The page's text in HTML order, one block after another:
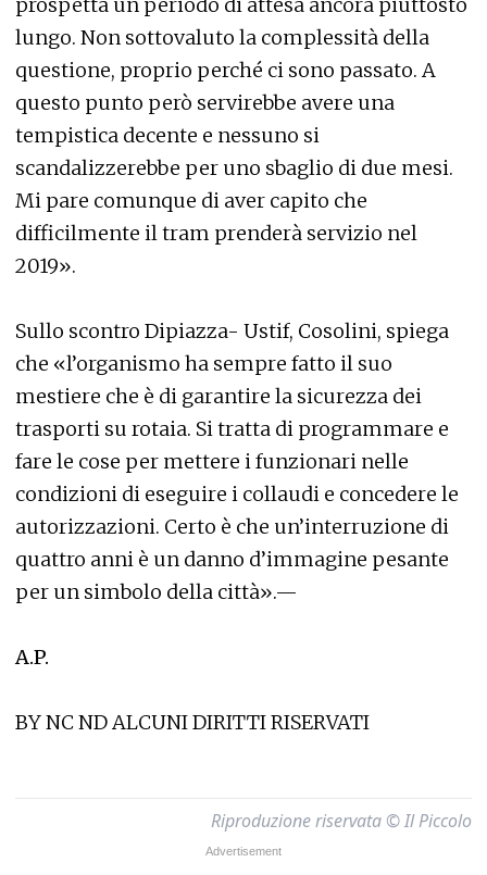
lungo. Non sottovaluto la complessità della
questione, proprio perché ci sono passato. A
questo punto però servirebbe avere una
tempistica decente e nessuno si
scandalizzerebbe per uno sbaglio di due mesi.
Mi pare comunque di aver capito che
difficilmente il tram prenderà servizio nel
2019».
Sullo scontro Dipiazza- Ustif, Cosolini, spiega
che «l’organismo ha sempre fatto il suo
mestiere che è di garantire la sicurezza dei
trasporti su rotaia. Si tratta di programmare e
fare le cose per mettere i funzionari nelle
condizioni di eseguire i collaudi e concedere le
autorizzazioni. Certo è che un’interruzione di
quattro anni è un danno d’immagine pesante
per un simbolo della città».—
A.P.
BY NC ND ALCUNI DIRITTI RISERVATI
Riproduzione riservata © Il Piccolo